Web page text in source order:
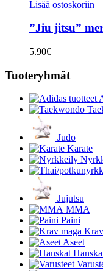
Lisää ostoskoriin
”Jiu jitsu”
5.90€
Tuoteryhmät
Judo
Karate
Jujutsu
MMA
Paini
Aseet